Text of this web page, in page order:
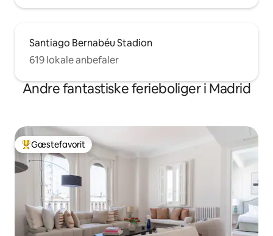
Santiago Bernabéu Stadion
619 lokale anbefaler
Andre fantastiske ferieboliger i Madrid
Bedste gæstefavorit
Gæstefavorit